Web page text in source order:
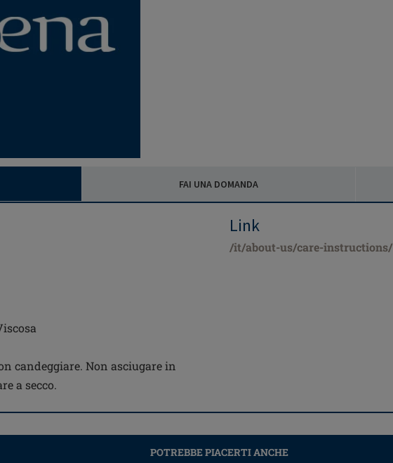
FAI UNA DOMANDA
candeggiare. Non asciugare in
a secco.
Link
/it/about-us/care-instructions/
POTREBBE PIACERTI ANCHE